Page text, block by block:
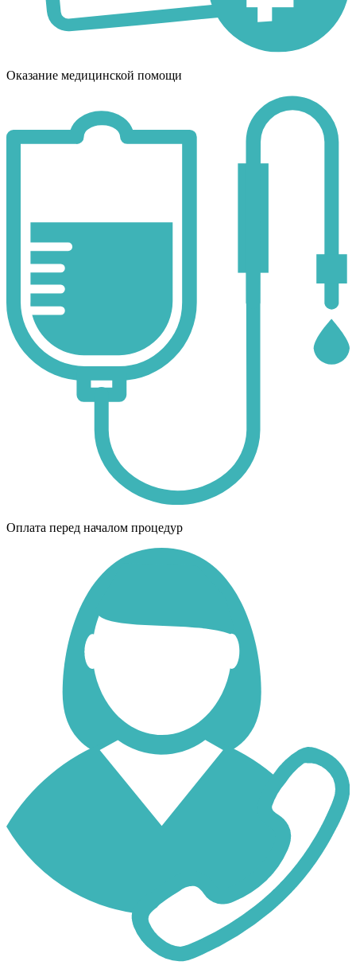
Оказание медицинской помощи
Оплата перед началом процедур